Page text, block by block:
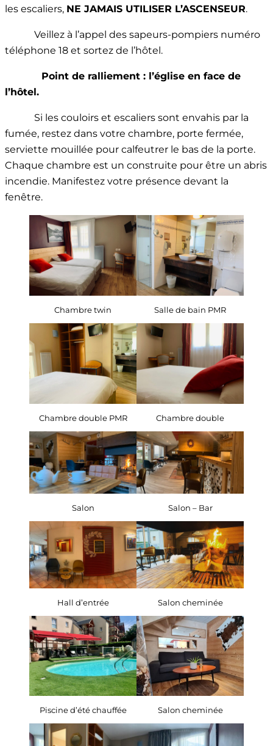
les escaliers, NE JAMAIS UTILISER L’ASCENSEUR.
Veillez à l’appel des sapeurs-pompiers numéro
téléphone 18 et sortez de l’hôtel.
Point de ralliement : l’église en face de
l’hôtel.
Si les couloirs et escaliers sont envahis par la
fumée, restez dans votre chambre, porte fermée,
serviette mouillée pour calfeutrer le bas de la porte.
Chaque chambre est un construite pour être un abris
incendie. Manifestez votre présence devant la
fenêtre.
Chambre twin Salle de bain PMR
Chambre double PMR Chambre double
Salon Salon – Bar
Hall d’entrée Salon cheminée
Piscine d’été chauffée Salon cheminée